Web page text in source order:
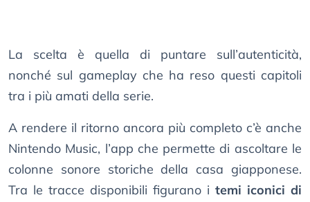
La scelta è quella di puntare sull’autenticità,
nonché sul gameplay che ha reso questi capitoli
tra i più amati della serie.
A rendere il ritorno ancora più completo c’è anche
Nintendo Music, l’app che permette di ascoltare le
colonne sonore storiche della casa giapponese.
Tra le tracce disponibili figurano i temi iconici di